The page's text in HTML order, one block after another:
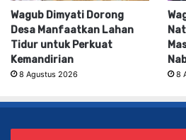
Wagub Dimyati Dorong
Desa Manfaatkan Lahan
Tidur untuk Perkuat
Kemandirian
8 Agustus 2026 8